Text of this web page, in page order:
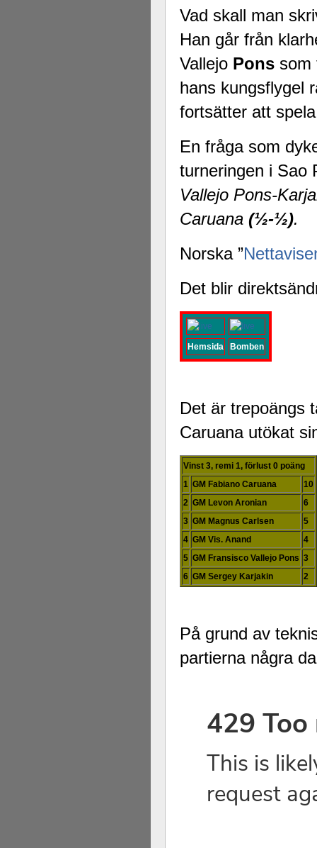
Vad skall man
Han går från
Vallejo Pons som
hans kungsflygel
fortsätter att
En fråga som
turneringen i Sao
Vallejo Pons-
Caruana (½-½).
Norska ”
Det blir
Hemsida Bomben
Det är trepoängs
Caruana utökat
Vinst 3, remi 1, förlust 0 poäng
1 GM Fabiano Caruana
10
2 GM Levon Aronian
6
3 GM Magnus Carlsen
5
4 GM Vis. Anand
4
5 GM Fransisco Vallejo Pons 3
6 GM Sergey Karjakin 2
På grund av
partierna några